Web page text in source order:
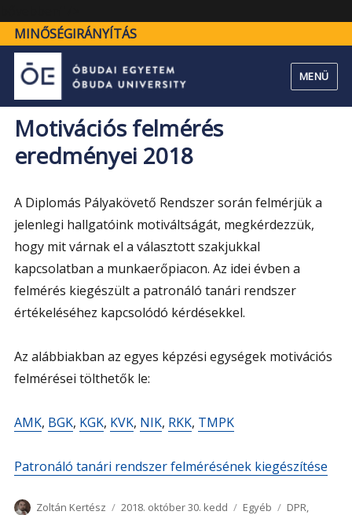
felmérés
eredményei
2018"
MINŐSÉGIRÁNYÍTÁS
MENÜ
Motivációs felmérés
eredményei 2018
A Diplomás Pályakövető Rendszer során felmérjük a
jelenlegi hallgatóink motiváltságát, megkérdezzük,
hogy mit várnak el a választott szakjukkal
kapcsolatban a munkaerőpiacon. Az idei évben a
felmérés kiegészült a patronáló tanári rendszer
értékeléséhez kapcsolódó kérdésekkel.
Az alábbiakban az egyes képzési egységek motivációs
felmérései tölthetők le:
AMK, BGK, KGK, KVK, NIK, RKK, TMPK
Patronáló tanári rendszer felmérésének kiegészítése
Szerző
Zoltán Kertész Közzétéve
2018. október 30. kedd Kategória
Egyéb Címke
DPR,